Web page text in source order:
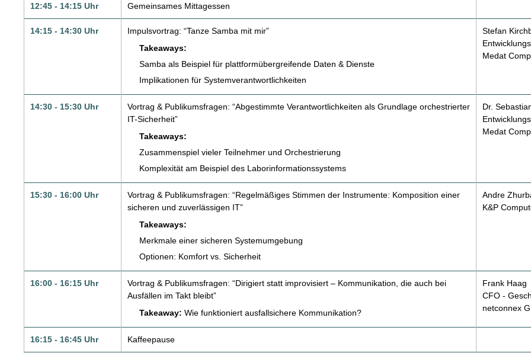
12:45 - 14:15 Uhr Gemeinsames Mittagessen
14:15 - 14:30 Uhr
Impulsvortrag: “Tanze Samba mit mir”
Takeaways:
Samba als Beispiel für plattformübergreifende Daten & Dienste
Implikationen für Systemverantwortlichkeiten
Stefan
Medat
14:30 - 15:30 Uhr
Vortrag & Publikumsfragen: “Abgestimmte Verantwortlichkeiten als Grundlage orchestrierter
IT-Sicherheit”
Takeaways:
Zusammenspiel vieler Teilnehmer und Orchestrierung
Komplexität am Beispiel des Laborinformationssystems
Dr.
Medat
15:30 - 16:00 Uhr
Vortrag & Publikumsfragen: “Regelmäßiges Stimmen der Instrumente: Komposition einer
sicheren und zuverlässigen IT”
Takeaways:
Merkmale einer sicheren Systemumgebung
Optionen: Komfort vs. Sicherheit
Andre
K&P
16:00 - 16:15 Uhr
Vortrag & Publikumsfragen: “Dirigiert statt improvisiert – Kommunikation, die auch bei
Ausfällen im Takt bleibt”
Takeaway: Wie funktioniert ausfallsichere Kommunikation?
Frank Haag
CFO -
netconnex
16:15 - 16:45 Uhr Kaffeepause